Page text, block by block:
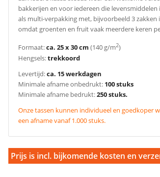
bakkerijen en voor iedereen die
als multi-verpakking met, bijvoorbeeld 3
omdat groenten en fruit vaak meerdere keren
Formaat:ca. 25 x 30 cm (140 g/m2)
Hengsels:trekkoord
Levertijd:ca. 15 werkdagen
Minimale afname onbedrukt: 100 stuks
Minimale afname bedrukt:250 stuks.
Onze tassen kunnen individueel en goedkoper
een afname vanaf 1.000 stuks.
Prijs is incl. bijkomende kosten en